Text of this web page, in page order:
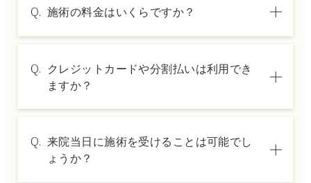
Q. 施術の料金はいくらですか？
は料金表ページをご確認いただくか、カウン
セリングでご案内いたします。
Q. クレジットカードや分割払いは利用でき
ますか？
した分割払いも可能です。詳細は受付スタッ
フにお問い合わせください。
Q. 来院当日に施術を受けることは可能でし
ょうか？